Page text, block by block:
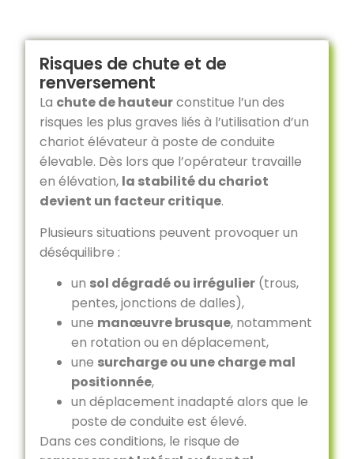
Risques de chute et de
renversement
La chute de hauteurconstitue l’un des
risques les plus graves liés à l’utilisation d’un
chariot élévateur à poste de conduite
élevable. Dès lors que l’opérateur travaille
en élévation, la stabilité du chariot
devient un facteur critique.
Plusieurs situations peuvent provoquer un
déséquilibre :
un sol dégradé ou irrégulier (trous,
pentes, jonctions de dalles),
une manœuvre brusque, notamment
en rotation ou en déplacement,
une surcharge ou une charge mal
positionnée,
un déplacement inadapté alors que le
poste de conduite est élevé.
Dans ces conditions, le risque de